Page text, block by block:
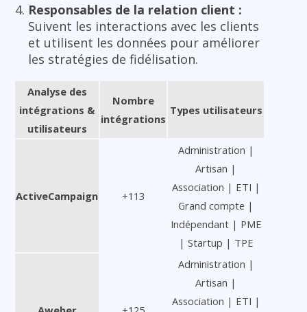
Responsables de la relation client :
Suivent les interactions avec les clients
et utilisent les données pour améliorer
les stratégies de fidélisation.
Analyse des
intégrations &
utilisateurs
Nombre
intégrations
Types utilisateurs
ActiveCampaign +113
Administration |
Artisan |
Association | ETI |
Grand compte |
Indépendant | PME
| Startup | TPE
Administration |
Artisan |
Association | ETI |